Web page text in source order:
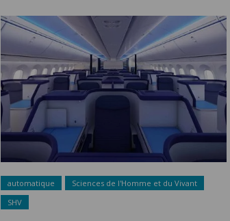
SIEGES - COLIBRI ">
automatique
Sciences de l'Homme et du Vivant
SHV